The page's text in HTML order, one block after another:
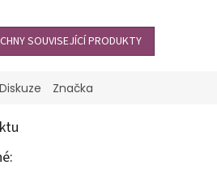
posloupnosti příčin a...
SOUVISEJÍCÍ PRODUKTY
Diskuze Značka